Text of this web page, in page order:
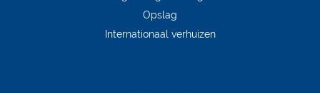
Opslag
Internationaal verhuizen